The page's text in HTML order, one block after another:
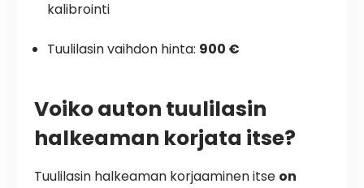
kalibrointi
Tuulilasin vaihdon hinta: 900 €
Voiko auton tuulilasin
halkeaman korjata itse?
Tuulilasin halkeaman korjaaminen itse on